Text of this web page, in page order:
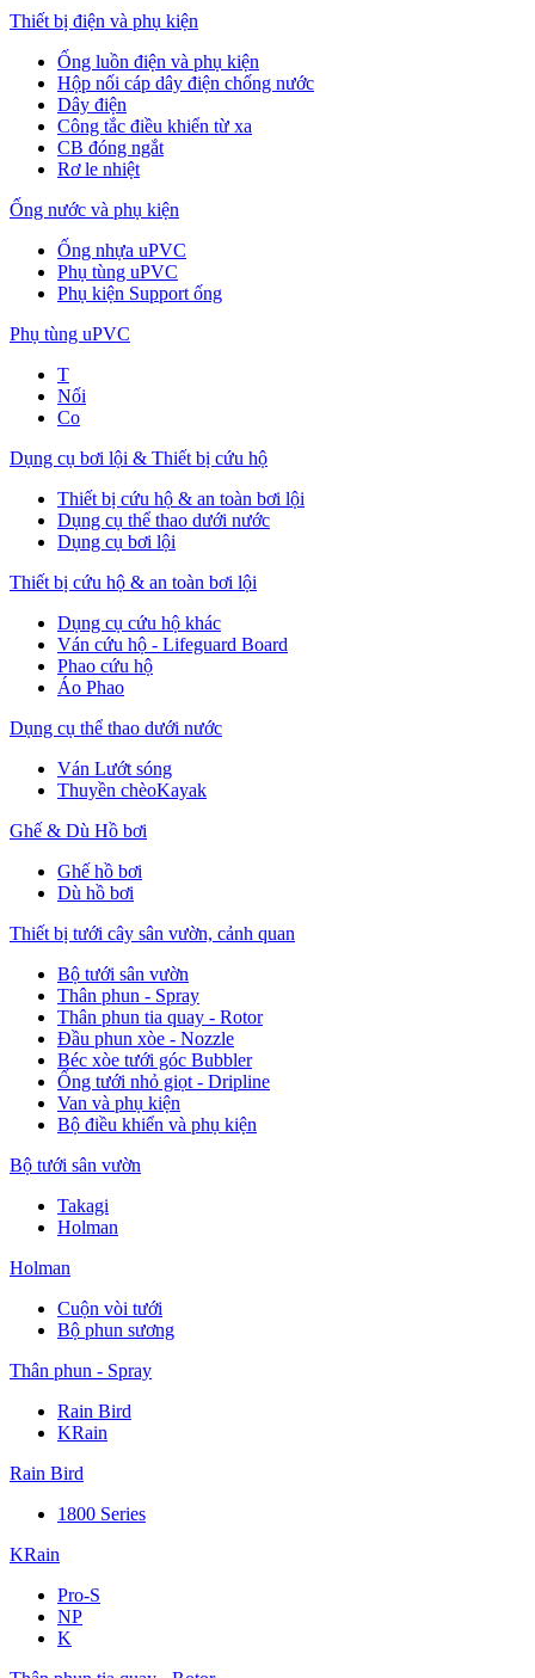
Thiết bị điện và phụ kiện
Ống luồn điện và phụ kiện
Hộp nối cáp dây điện chống nước
Dây điện
Công tắc điều khiển từ xa
CB đóng ngắt
Rơ le nhiệt
Ống nước và phụ kiện
Ống nhựa uPVC
Phụ tùng uPVC
Phụ kiện Support ống
Phụ tùng uPVC
T
Nối
Co
Dụng cụ bơi lội & Thiết bị cứu hộ
Thiết bị cứu hộ & an toàn bơi lội
Dụng cụ thể thao dưới nước
Dụng cụ bơi lội
Thiết bị cứu hộ & an toàn bơi lội
Dụng cụ cứu hộ khác
Ván cứu hộ - Lifeguard Board
Phao cứu hộ
Áo Phao
Dụng cụ thể thao dưới nước
Ván Lướt sóng
Thuyền chèoKayak
Ghế & Dù Hồ bơi
Ghế hồ bơi
Dù hồ bơi
Thiết bị tưới cây sân vườn, cảnh quan
Bộ tưới sân vườn
Thân phun - Spray
Thân phun tia quay - Rotor
Đầu phun xòe - Nozzle
Béc xòe tưới góc Bubbler
Ống tưới nhỏ giọt - Dripline
Van và phụ kiện
Bộ điều khiển và phụ kiện
Bộ tưới sân vườn
Takagi
Holman
Holman
Cuộn vòi tưới
Bộ phun sương
Thân phun - Spray
Rain Bird
KRain
Rain Bird
1800 Series
KRain
Pro-S
NP
K